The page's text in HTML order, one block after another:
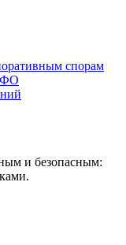
спорам
и безопасным: